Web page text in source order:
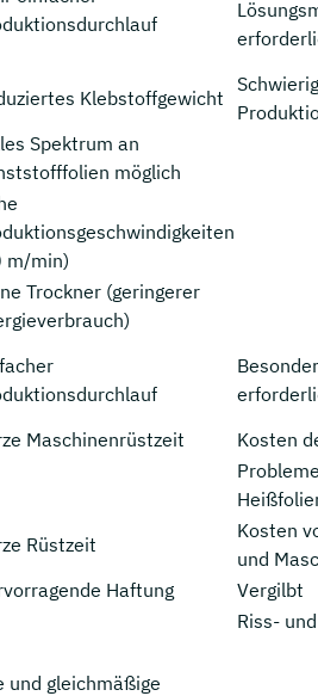
Klebstoffgewicht
Spektrum an
möglich
m/min)
Trockner (geringerer
Maschinenrüstzeit
Kosten
Rüstzeit
Kosten
und
Haftung
Vergilbt
Riss-
und gleichmäßige